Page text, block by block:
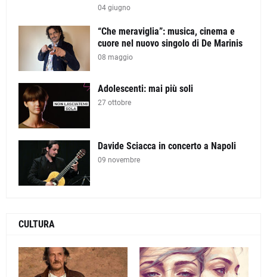
04 giugno
“Che meraviglia”: musica, cinema e
cuore nel nuovo singolo di De Marinis
08 maggio
Adolescenti: mai più soli
27 ottobre
Davide Sciacca in concerto a Napoli
09 novembre
CULTURA